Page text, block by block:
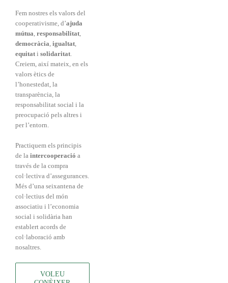
Fem nostres els valors del
cooperativisme, d’ajuda
mútua responsabilitat
democràcia igualtat
equitat i solidaritat
Creiem, així mateix, en els
valors ètics de
l’honestedat, la
transparència, la
responsabilitat social i la
preocupació pels altres i
per l’entorn.
Practiquem els principis
de la intercooperació a
través de la compra
col·lectiva d’assegurances.
Més d’una seixantena de
col·lectius del món
associatiu i l’economia
social i solidària han
establert acords de
col·laboració amb
nosaltres.
VOLEU